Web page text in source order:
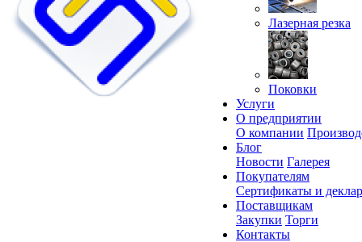
Лазерная резка
Поковки
Услуги
О предприятии
О компании
Блог
Новости Галерея
Покупателям
Сертификаты и
Поставщикам
Закупки Торги
Контакты